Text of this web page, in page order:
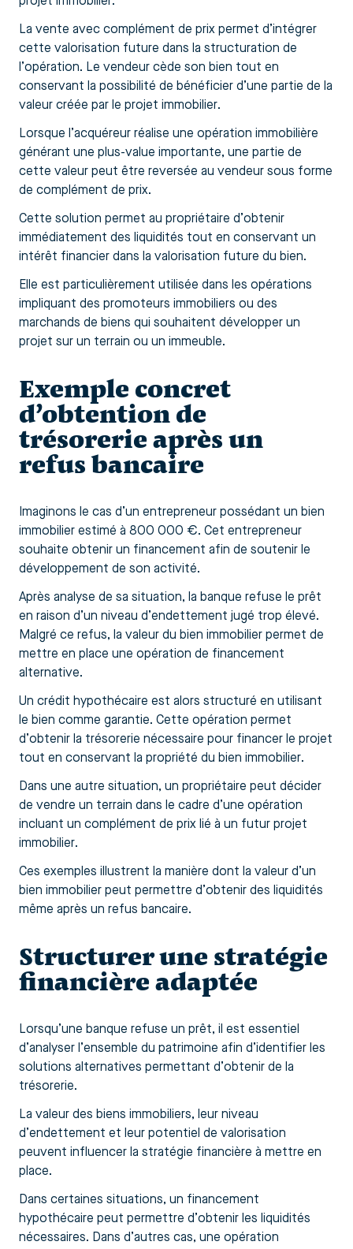
La vente avec complément de prix permet d’intégrer
cette valorisation future dans la structuration de
l’opération. Le vendeur cède son bien tout en
conservant la possibilité de bénéficier d’une partie de la
valeur créée par le projet immobilier.
Lorsque l’acquéreur réalise une opération immobilière
générant une plus-value importante, une partie de
cette valeur peut être reversée au vendeur sous forme
de complément de prix.
Cette solution permet au propriétaire d’obtenir
immédiatement des liquidités tout en conservant un
intérêt financier dans la valorisation future du bien.
Elle est particulièrement utilisée dans les opérations
impliquant des promoteurs immobiliers ou des
marchands de biens qui souhaitent développer un
projet sur un terrain ou un immeuble.
Exemple concret
d’obtention de
trésorerie après un
refus bancaire
Imaginons le cas d’un entrepreneur possédant un bien
immobilier estimé à 800 000 €. Cet entrepreneur
souhaite obtenir un financement afin de soutenir le
développement de son activité.
Après analyse de sa situation, la banque refuse le prêt
en raison d’un niveau d’endettement jugé trop élevé.
Malgré ce refus, la valeur du bien immobilier permet de
mettre en place une opération de financement
alternative.
Un crédit hypothécaire est alors structuré en utilisant
le bien comme garantie. Cette opération permet
d’obtenir la trésorerie nécessaire pour financer le projet
tout en conservant la propriété du bien immobilier.
Dans une autre situation, un propriétaire peut décider
de vendre un terrain dans le cadre d’une opération
incluant un complément de prix lié à un futur projet
immobilier.
Ces exemples illustrent la manière dont la valeur d’un
bien immobilier peut permettre d’obtenir des liquidités
même après un refus bancaire.
Structurer une stratégie
financière adaptée
Lorsqu’une banque refuse un prêt, il est essentiel
d’analyser l’ensemble du patrimoine afin d’identifier les
solutions alternatives permettant d’obtenir de la
trésorerie.
La valeur des biens immobiliers, leur niveau
d’endettement et leur potentiel de valorisation
peuvent influencer la stratégie financière à mettre en
place.
Dans certaines situations, un financement
hypothécaire peut permettre d’obtenir les liquidités
nécessaires. Dans d’autres cas, une opération